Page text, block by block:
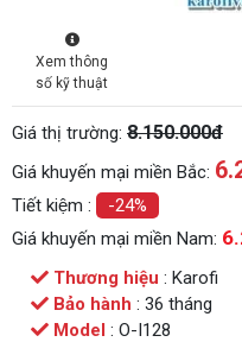
Xem thông
số kỹ thuật
Giá thị trường: 8.150.000đ
Giá khuyến mại miền Bắc:
Tiết kiệm :
-24%
Giá khuyến mại miền Nam:
Thương hiệu : Karofi
Bảo hành : 36 tháng
Model : O-I128